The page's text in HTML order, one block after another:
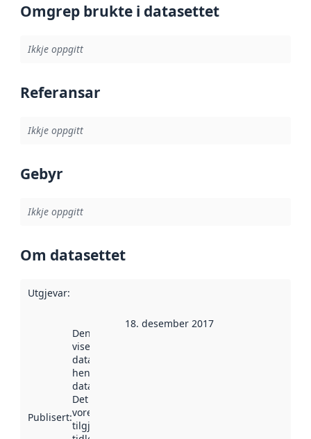
Omgrep brukte i datasettet
Ikkje oppgitt
Referansar
Ikkje oppgitt
Gebyr
Ikkje oppgitt
Om datasettet
Utgjevar:
Publisert:
Denne datoen
viser når
datasettet vart
henta inn av
data.norge.no.
Det kan ha
vore
tilgjengeleg
18. desember 2017